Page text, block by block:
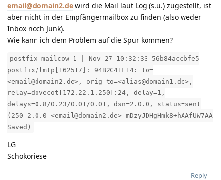
email@domain2.de wird die Mail laut Log (s.u.) zugestellt, ist
aber nicht in der Empfängermailbox zu finden (also weder
Inbox noch Junk).
Wie kann ich dem Problem auf die Spur kommen?
postfix-mailcow-1 | Nov 27 10:32:33 56b84accbfe5
postfix/lmtp[162517]: 94B2C41F14: to=
<email@domain2.de>, orig_to=<alias@domain1.de>,
relay=dovecot[172.22.1.250]:24, delay=1,
delays=0.8/0.23/0.01/0.01, dsn=2.0.0, status=sent
(250 2.0.0 <email@domain2.de> mDzyJDHgHmk8+hAAfUW7AA
Saved)
LG
Schokoriese
Reply